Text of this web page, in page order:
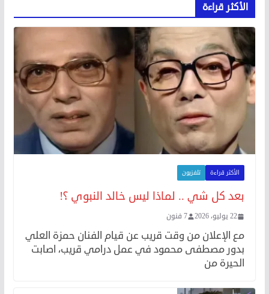
الأكثر قراءة
الأكثر قراءة تلفزيون
بعد كل شي .. لماذا ليس خالد النبوي ؟!
22 يوليو، 2026 7 فنون
مع الإعلان من وقت قريب عن قيام الفنان حمزة العلي
بدور مصطفى محمود في عمل درامي قريب، اصابت
الحيرة من